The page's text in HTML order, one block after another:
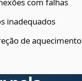
com falhas
inadequados
de aquecimento